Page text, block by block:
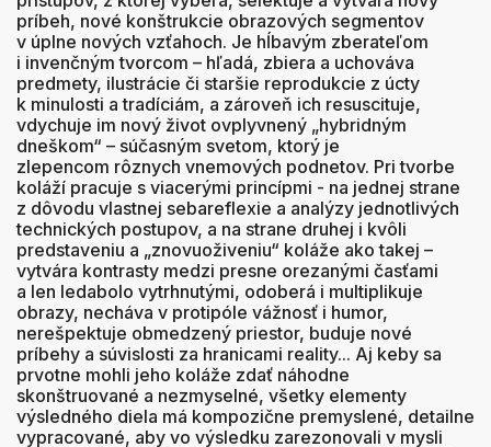
príbeh, nové konštrukcie obrazových segmentov
v úplne nových vzťahoch. Je hĺbavým zberateľom
i invenčným tvorcom – hľadá, zbiera a uchováva
predmety, ilustrácie či staršie reprodukcie z úcty
k minulosti a tradíciám, a zároveň ich resuscituje,
vdychuje im nový život ovplyvnený „hybridným
dneškom“ – súčasným svetom, ktorý je
zlepencom rôznych vnemových podnetov. Pri tvorbe
koláží pracuje s viacerými princípmi - na jednej strane
z dôvodu vlastnej sebareflexie a analýzy jednotlivých
technických postupov, a na strane druhej i kvôli
predstaveniu a „znovuoživeniu“ koláže ako takej –
vytvára kontrasty medzi presne orezanými časťami
a len ledabolo vytrhnutými, odoberá i multiplikuje
obrazy, necháva v protipóle vážnosť i humor,
nerešpektuje obmedzený priestor, buduje nové
príbehy a súvislosti za hranicami reality... Aj keby sa
prvotne mohli jeho koláže zdať náhodne
skonštruované a nezmyselné, všetky elementy
výsledného diela má kompozične premyslené, detailne
vypracované, aby vo výsledku zarezonovali v mysli